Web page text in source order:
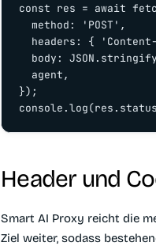
const res = await
  method: 'POST',
headers: {
body:
  agent,
});
Header und
Smart AI Proxy reicht die
Ziel weiter, sodass